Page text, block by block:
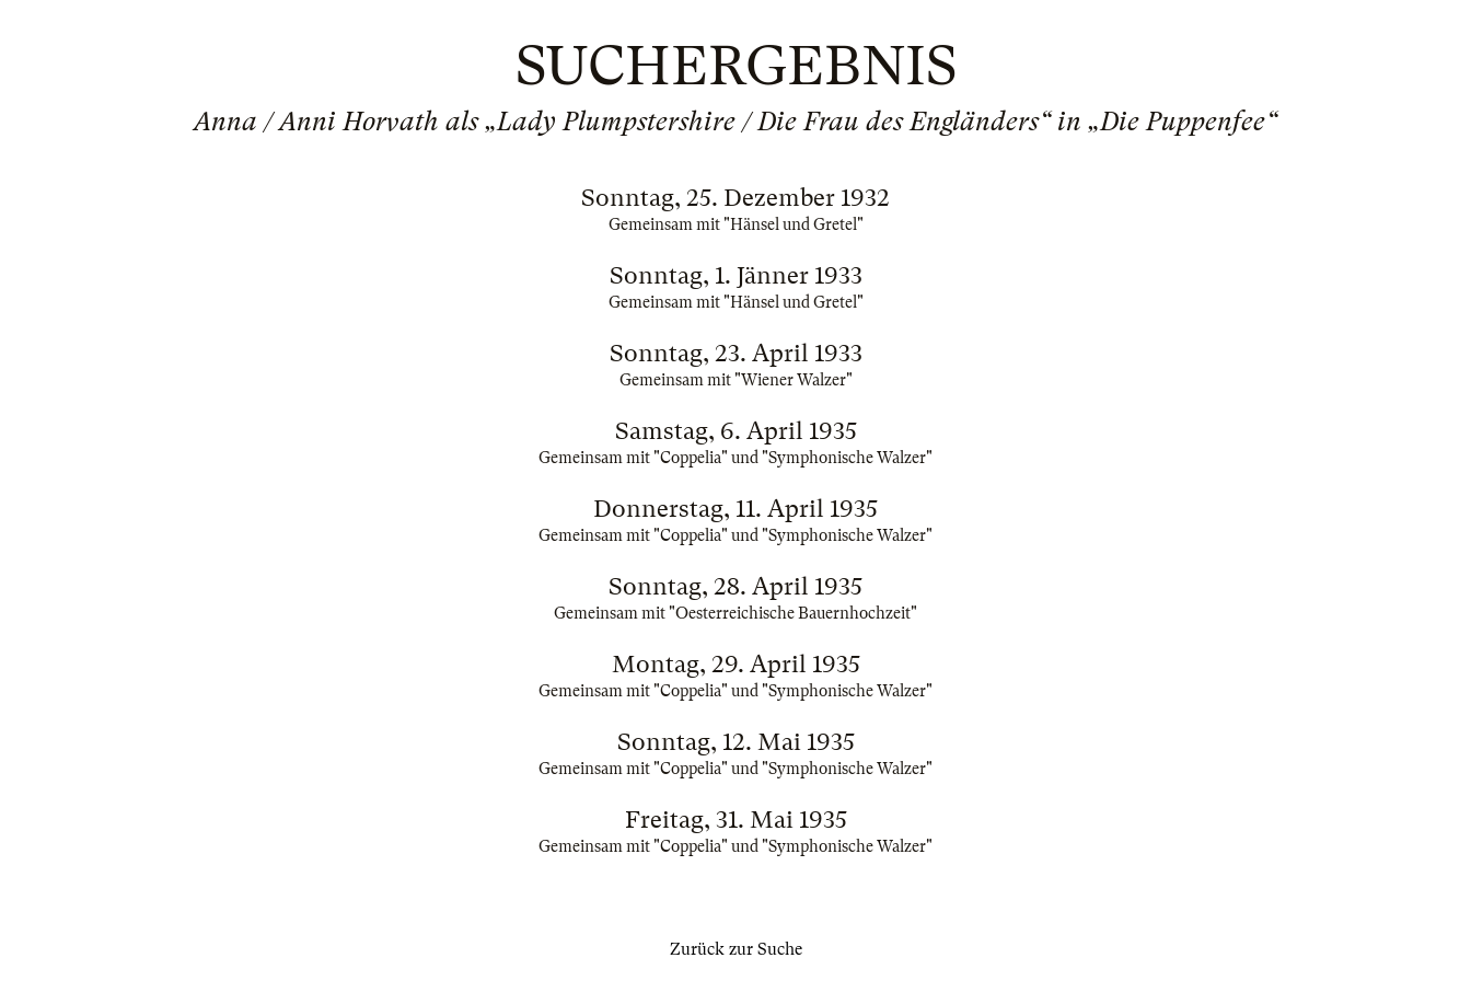
SUCHERGEBNIS
Anna / Anni Horvath als „Lady Plumpstershire / Die Frau des Engländers“ in „Die Puppenfee“
Sonntag, 25. Dezember 1932
Gemeinsam mit "Hänsel und Gretel"
Sonntag, 1. Jänner 1933
Gemeinsam mit "Hänsel und Gretel"
Sonntag, 23. April 1933
Gemeinsam mit "Wiener Walzer"
Samstag, 6. April 1935
Gemeinsam mit "Coppelia" und "Symphonische Walzer"
Donnerstag, 11. April 1935
Gemeinsam mit "Coppelia" und "Symphonische Walzer"
Sonntag, 28. April 1935
Gemeinsam mit "Oesterreichische Bauernhochzeit"
Montag, 29. April 1935
Gemeinsam mit "Coppelia" und "Symphonische Walzer"
Sonntag, 12. Mai 1935
Gemeinsam mit "Coppelia" und "Symphonische Walzer"
Freitag, 31. Mai 1935
Gemeinsam mit "Coppelia" und "Symphonische Walzer"
Zurück zur Suche